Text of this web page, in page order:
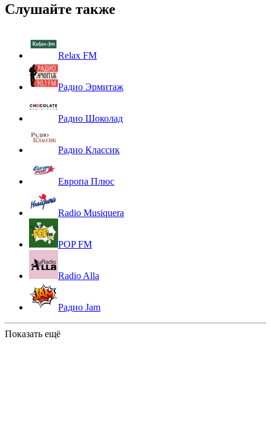
Слушайте также
Relax FM
Радио Эрмитаж
Радио Шоколад
Радио Классик
Европа Плюс
Radio Musiquera
POP FM
Radio Alla
Радио Jam
Показать ещё